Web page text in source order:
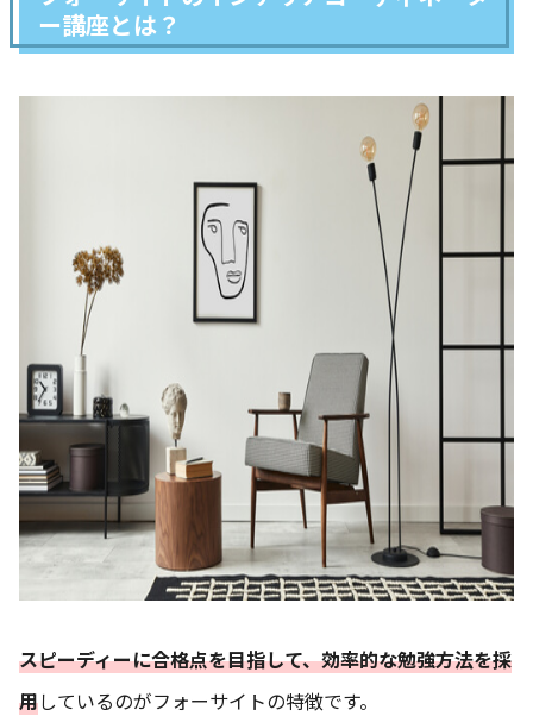
ー講座とは？
スピーディーに合格点を目指して、効率的な勉強方法を採
用しているのがフォーサイトの特徴です。